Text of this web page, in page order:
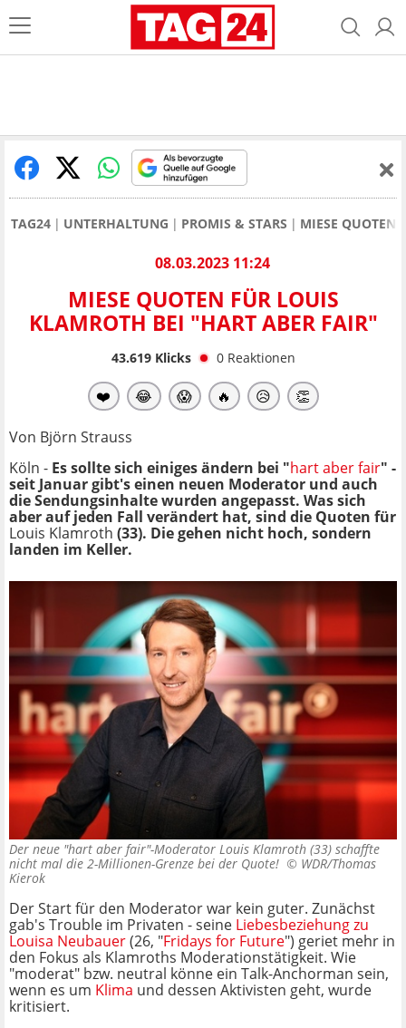
TAG24 UNTERHALTUNG PROMIS & STARS MIESE QUOTEN
08.03.2023 11:24
MIESE QUOTEN FÜR LOUIS
KLAMROTH BEI "HART ABER FAIR"
43.619Klicks 0 Reaktionen
❤️ 😂 😱 🔥 😥 👏
Von Björn Strauss
Köln - Es sollte sich einiges ändern bei "hart aber fair" -
seit Januar gibt's einen neuen Moderator und auch
die Sendungsinhalte wurden angepasst. Was sich
aber auf jeden Fall verändert hat, sind die Quoten für
Louis Klamroth (33). Die gehen nicht hoch, sondern
landen im Keller.
Der neue "hart aber fair"-Moderator Louis Klamroth (33) schaffte
nicht mal die 2-Millionen-Grenze bei der Quote! © WDR/Thomas
Kierok
Der Start für den Moderator war kein guter. Zunächst
gab's Trouble im Privaten - seine Liebesbeziehung zu
Louisa Neubauer(26, "Fridays for Future") geriet mehr in
den Fokus als Klamroths Moderationstätigkeit. Wie
"moderat" bzw. neutral könne ein Talk-Anchorman sein,
wenn es um Klima und dessen Aktivisten geht, wurde
kritisiert.